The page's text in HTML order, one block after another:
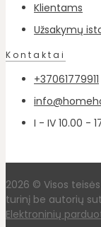
Klientams
Užsakymų
Kontaktai
+37061779911
I - IV 10.00 -
2026 © Visos
turinį be autorių
Elektroninių